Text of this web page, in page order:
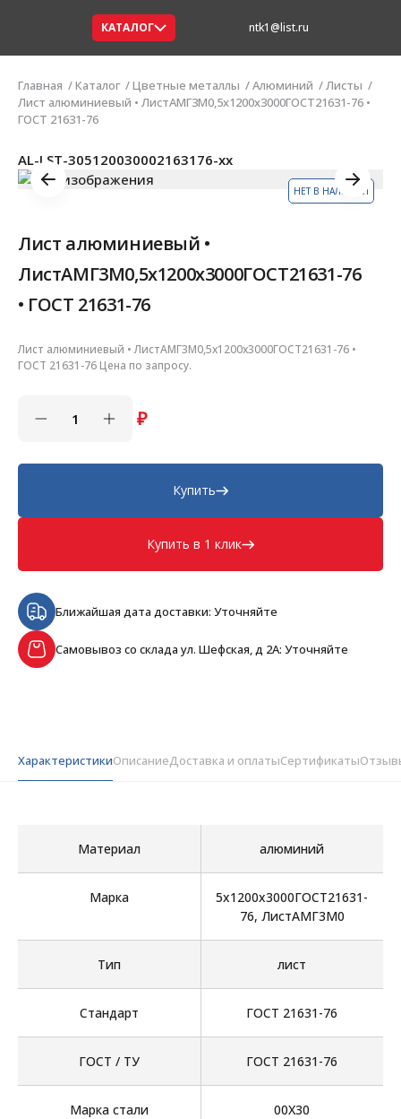
КАТАЛОГ ntk1@list.ru
Главная Каталог Цветные металлы Алюминий
Листы
Лист алюминиевый • ЛистАМГ3М0,5х1200х3000ГОСТ21631-76 •
ГОСТ 21631-76
НЕТ В НАЛИЧИИ
AL-LST-305120030002163176-xx
Лист алюминиевый •
ЛистАМГ3М0,5х1200х3000ГОСТ21631-76
• ГОСТ 21631-76
Лист алюминиевый • ЛистАМГ3М0,5х1200х3000ГОСТ21631-76 •
ГОСТ 21631-76 Цена по запросу.
₽
Купить
Купить в 1 клик
Ближайшая дата доставки: Уточняйте
Самовывоз со склада ул. Шефская, д 2А: Уточняйте
ХарактеристикиОписаниеДоставка и оплатыСертификаты
Материал алюминий
Марка
5х1200х3000ГОСТ21631-
76, ЛистАМГ3М0
Тип лист
Стандарт ГОСТ 21631-76
ГОСТ / ТУ ГОСТ 21631-76
Марка стали 00Х30